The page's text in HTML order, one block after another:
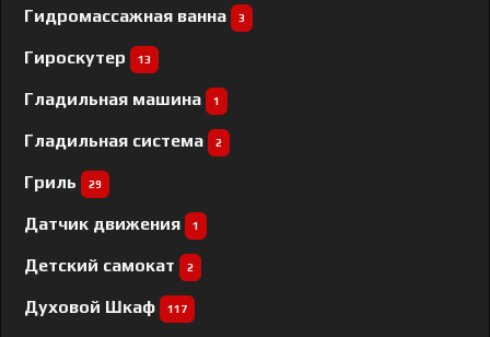
Гидромассажная ванна 3
Гироскутер 13
Гладильная машина 1
Гладильная система 2
Гриль 29
Датчик движения 1
Детский самокат 2
Духовой Шкаф 117